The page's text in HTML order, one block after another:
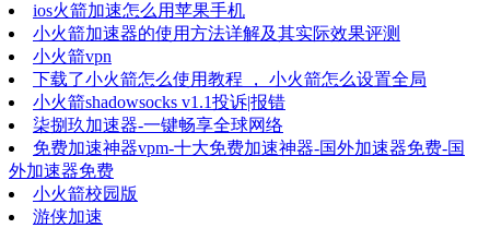
ios火箭加速怎么用苹果手机
小火箭加速器的使用方法详解及其实际效果评测
小火箭vpn
下载了小火箭怎么使用教程 ， 小火箭怎么设置全局
小火箭shadowsocks v1.1投诉|报错
柒捌玖加速器-一键畅享全球网络
免费加速神器vpm-十大免费加速神器-国外加速器免费-国
外加速器免费
小火箭校园版
游侠加速